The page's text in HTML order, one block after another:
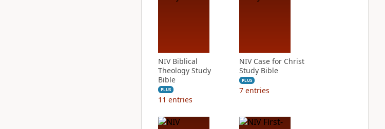
NIV Biblical
Theology Study
Bible
PLUS
11 entries
NIV Case for Christ
Study Bible
PLUS
7 entries